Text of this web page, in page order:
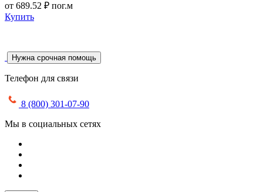
от 689.52 ₽ пог.м
Купить
Нужна срочная помощь
Телефон для связи
8 (800) 301-07-90
Мы в социальных сетях